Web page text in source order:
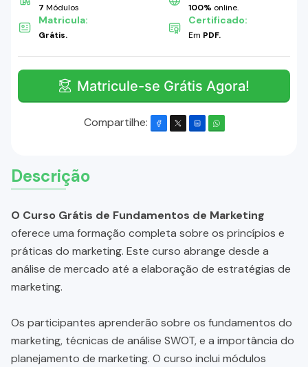
7 Módulos 100% online.
Matricula:
Grátis.
Certificado:
Em PDF.
Matricule-se Grátis Agora!
Compartilhe:
Descrição
O Curso Grátis de Fundamentos de Marketing
oferece uma formação completa sobre os princípios e
práticas do marketing. Este curso abrange desde a
análise de mercado até a elaboração de estratégias de
marketing.
Os participantes aprenderão sobre os fundamentos do
marketing, técnicas de análise SWOT, e a importância do
planejamento de marketing. O curso inclui módulos